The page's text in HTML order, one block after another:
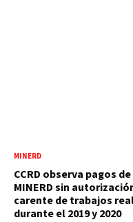
MINERD
CCRD observa pagos
MINERD sin
carente de trabajos
durante el 2019 y 2020